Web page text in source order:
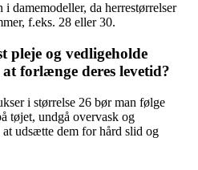
damemodeller, da herrestørrelser
f.eks. 28 eller 30.
pleje og vedligeholde
forlænge deres levetid?
i størrelse 26 bør man følge
tøjet, undgå overvask og
udsætte dem for hård slid og